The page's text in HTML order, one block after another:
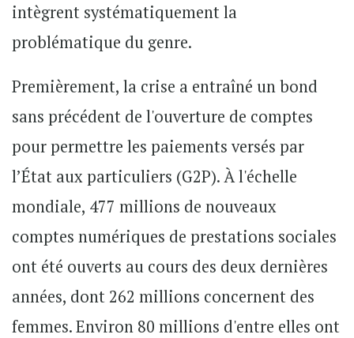
intègrent systématiquement la
problématique du genre.
Premièrement, la crise a entraîné un bond
sans précédent de l'ouverture de comptes
pour permettre les paiements versés par
l’État aux particuliers (G2P). À l'échelle
mondiale, 477 millions de nouveaux
comptes numériques de prestations sociales
ont été ouverts au cours des deux dernières
années, dont 262 millions concernent des
femmes. Environ 80 millions d'entre elles ont